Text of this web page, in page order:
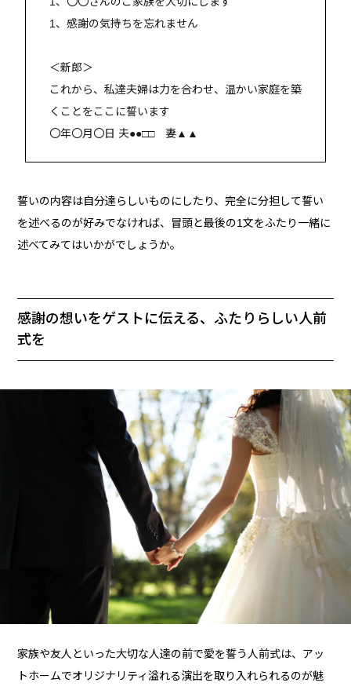
1、感謝の気持ちを忘れません
＜新郎＞
これから、私達夫婦は力を合わせ、温かい家庭を築
くことをここに誓います
〇年〇月〇日 夫●●□□ 妻▲▲
誓いの内容は自分達らしいものにしたり、完全に分担して誓い
を述べるのが好みでなければ、冒頭と最後の1文をふたり一緒に
述べてみてはいかがでしょうか。
感謝の想いをゲストに伝える、ふたりらしい人前
式を
家族や友人といった大切な人達の前で愛を誓う人前式は、アッ
トホームでオリジナリティ溢れる演出を取り入れられるのが魅